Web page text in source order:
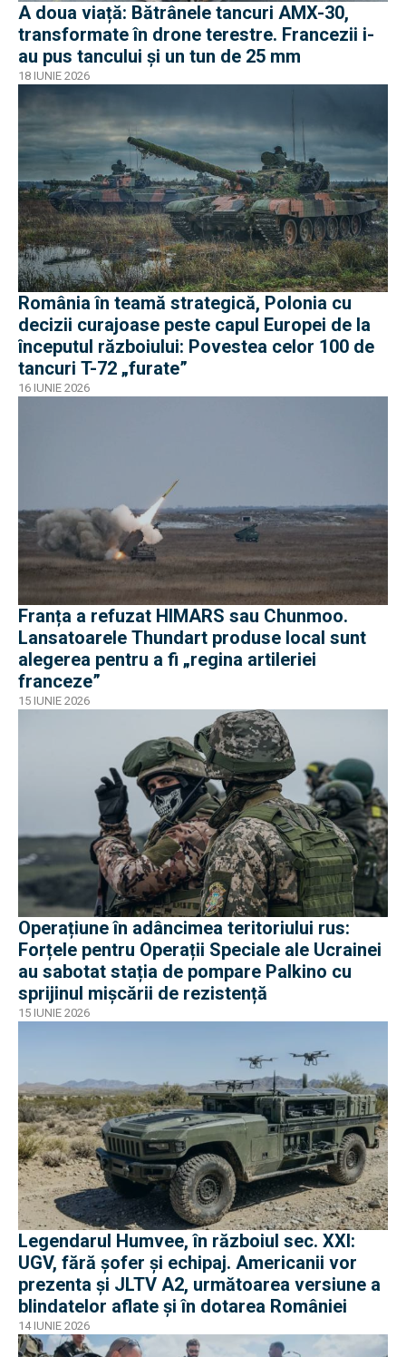
A doua viață: Bătrânele tancuri AMX-30,
transformate în drone terestre. Francezii i-
au pus tancului și un tun de 25 mm
18 IUNIE 2026
România în teamă strategică, Polonia cu
decizii curajoase peste capul Europei de la
începutul războiului: Povestea celor 100 de
tancuri T-72 „furate”
16 IUNIE 2026
Franța a refuzat HIMARS sau Chunmoo.
Lansatoarele Thundart produse local sunt
alegerea pentru a fi „regina artileriei
franceze”
15 IUNIE 2026
Operațiune în adâncimea teritoriului rus:
Forțele pentru Operații Speciale ale Ucrainei
au sabotat stația de pompare Palkino cu
sprijinul mișcării de rezistență
15 IUNIE 2026
Legendarul Humvee, în războiul sec. XXI:
UGV, fără șofer și echipaj. Americanii vor
prezenta și JLTV A2, următoarea versiune a
blindatelor aflate și în dotarea României
14 IUNIE 2026